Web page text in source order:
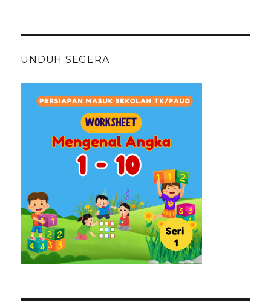
UNDUH SEGERA